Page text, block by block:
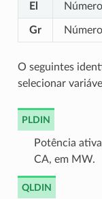
El
Gr
O seguintes
selecionar
PLDIN
Potência
CA, em MW.
QLDIN